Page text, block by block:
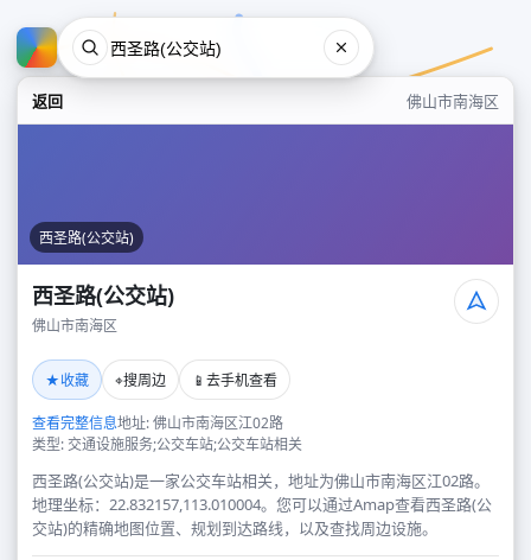
返回 佛山市南海区
西圣路(公交站)
西圣路(公交站)
佛山市南海区
★收藏 ⌖搜周边 📱 去手机查看
查看完整信息地址: 佛山市南海区江02路
类型: 交通设施服务;公交车站;公交车站相关
西圣路(公交站)是一家公交车站相关，地址为佛山市南海区江02路。
地理坐标：22.832157,113.010004。您可以通过Amap查看西圣路(公
交站)的精确地图位置、规划到达路线，以及查找周边设施。